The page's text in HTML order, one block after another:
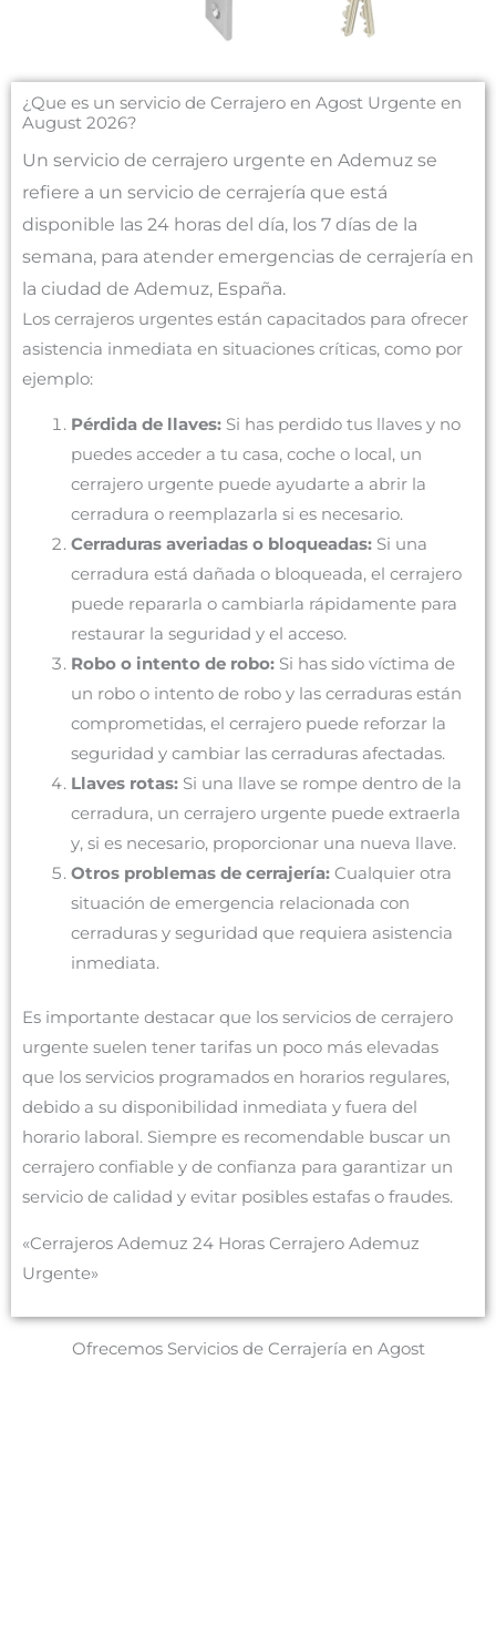
¿Que es un servicio de Cerrajero en Agost Urgente en
August 2026?
Un servicio de cerrajero urgente en Ademuz se
refiere a un servicio de cerrajería que está
disponible las 24 horas del día, los 7 días de la
semana, para atender emergencias de cerrajería en
la ciudad de Ademuz, España.
Los cerrajeros urgentes están capacitados para ofrecer
asistencia inmediata en situaciones críticas, como por
ejemplo:
Pérdida de llaves:Si has perdido tus llaves y no
puedes acceder a tu casa, coche o local, un
cerrajero urgente puede ayudarte a abrir la
cerradura o reemplazarla si es necesario.
Cerraduras averiadas o bloqueadas:Si una
cerradura está dañada o bloqueada, el cerrajero
puede repararla o cambiarla rápidamente para
restaurar la seguridad y el acceso.
Robo o intento de robo:Si has sido víctima de
un robo o intento de robo y las cerraduras están
comprometidas, el cerrajero puede reforzar la
seguridad y cambiar las cerraduras afectadas.
Llaves rotas:Si una llave se rompe dentro de la
cerradura, un cerrajero urgente puede extraerla
y, si es necesario, proporcionar una nueva llave.
Otros problemas de cerrajería:Cualquier otra
situación de emergencia relacionada con
cerraduras y seguridad que requiera asistencia
inmediata.
Es importante destacar que los servicios de cerrajero
urgente suelen tener tarifas un poco más elevadas
que los servicios programados en horarios regulares,
debido a su disponibilidad inmediata y fuera del
horario laboral. Siempre es recomendable buscar un
cerrajero confiable y de confianza para garantizar un
servicio de calidad y evitar posibles estafas o fraudes.
«Cerrajeros Ademuz 24 Horas Cerrajero Ademuz
Urgente»
Ofrecemos Servicios de Cerrajería en Agost